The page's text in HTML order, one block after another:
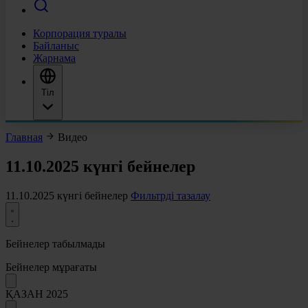
Корпорация туралы
Байланыс
Жарнама
Тіл
Главная Видео
11.10.2025 күнгі бейнелер
11.10.2025 күнгі бейнелер Фильтрді тазалау
Бейнелер табылмады
Бейнелер мұрағаты
ҚАЗАН 2025